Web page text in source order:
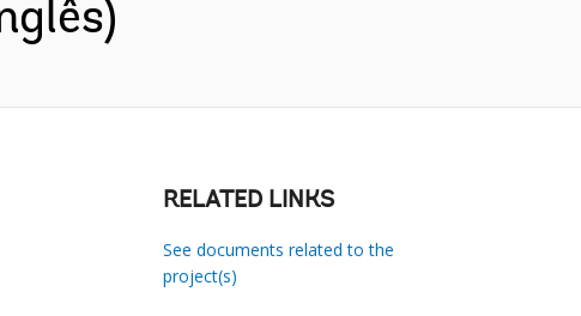
RELATED LINKS
See documents related to the
project(s)